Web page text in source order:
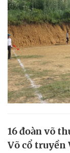
16 đoàn võ
Võ cổ truyền